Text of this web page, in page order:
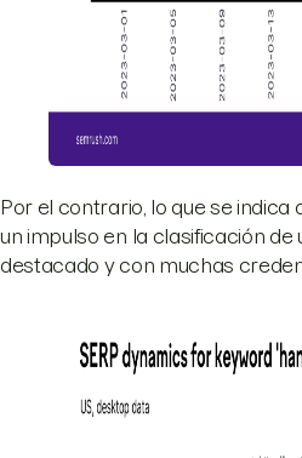
Por el contrario, lo que se
un impulso en la clasificación de
destacado y con muchas